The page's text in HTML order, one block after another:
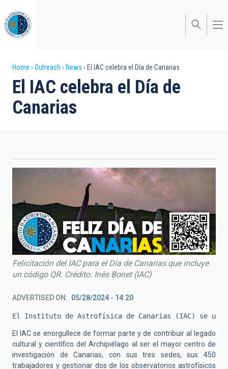
to
main
content
Breadcrumb
Home Outreach News El IAC celebra el Día de Canarias
El IAC celebra el Día de
Canarias
Felicitación del IAC para el Día de Canarias que incluye
un código QR. Crédito: Inés Bonet (IAC)
ADVERTISED ON 05/28/2024 - 14:20
El Instituto de Astrofísica de Canarias (IAC) se une a
El IAC se enorgullece de formar parte y de contribuir al legado
cultural y científico del Archipiélago al ser el mayor centro de
investigación de Canarias, con sus tres sedes, sus 450
trabajadores y gestionar dos de los observatorios astrofísicos